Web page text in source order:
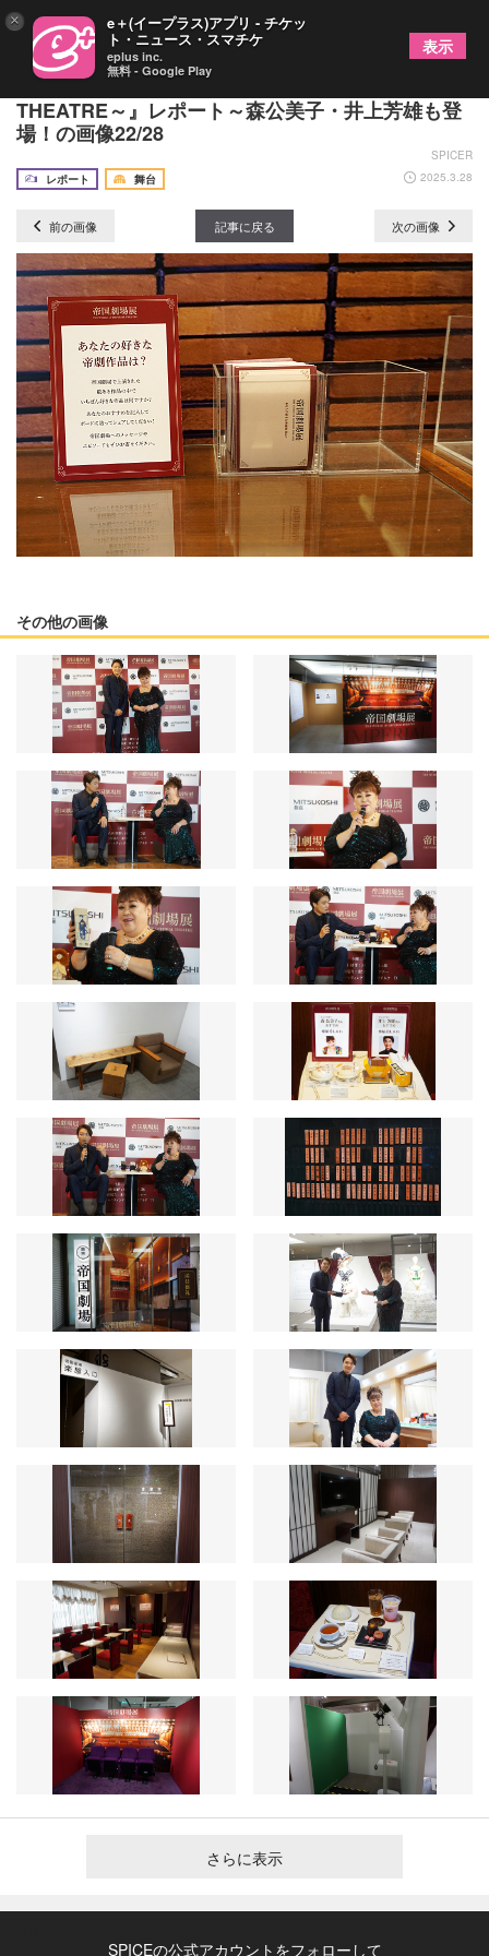
『帝国劇場展～THE WORLD OF IMPERIAL
THEATRE～』レポート～森公美子・井上芳雄も登
場！の画像22/28
SPICER
レポート
舞台 2025.3.28
前の画像 記事に戻る 次の画像
その他の画像
さらに表示
SPICEの公式アカウントをフォローして
× e＋(イープラス)アプリ - チケッ
ト・ニュース・スマチケ
eplus inc.
無料 - Google Play
表示